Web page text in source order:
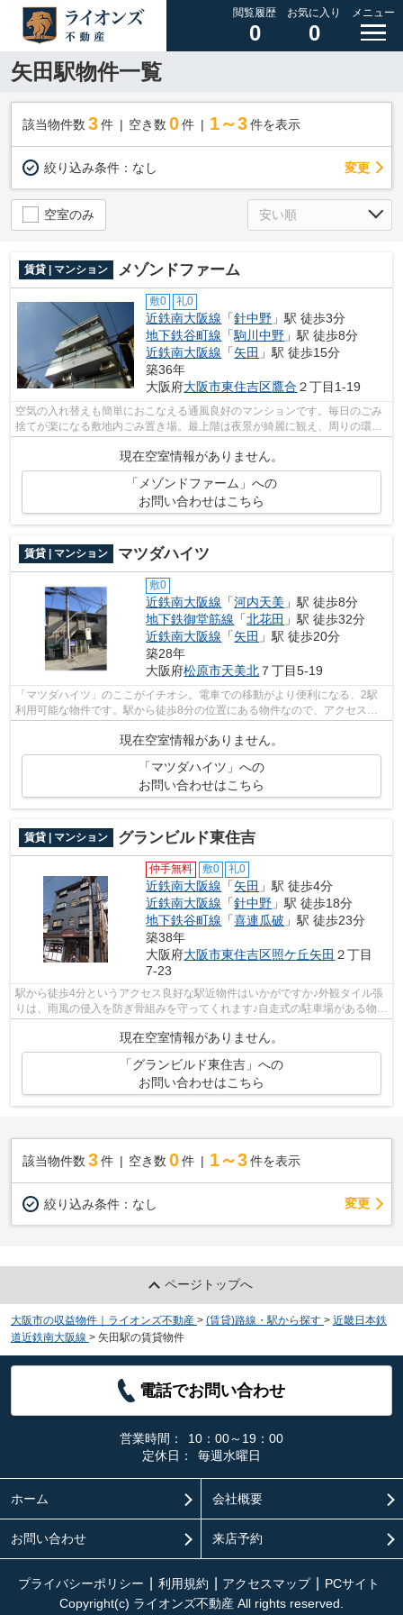
閲覧履歴
0
お気に入り
0
メニュー
矢田駅物件一覧
該当物件数 3件 空き数 0 件 1～3 件を表示
絞り込み条件： なし 変更
空室のみ
賃貸 | マンション メゾンドファーム
敷0 礼0
近鉄南大阪線 「針中野 」駅 徒歩3分
地下鉄谷町線 「駒川中野 」駅 徒歩8分
近鉄南大阪線 「矢田 」駅 徒歩15分
築36年
大阪府大阪市東住吉区鷹合 ２丁目1-19
空気の入れ替えも簡単におこなえる通風良好のマンションです。毎日のごみ
捨てが楽になる敷地内ごみ置き場。最上階は夜景が綺麗に観え、周りの環境
現在空室情報がありません。
「メゾンドファーム」への
お問い合わせはこちら
賃貸 | マンション マツダハイツ
敷0
近鉄南大阪線 「河内天美 」駅 徒歩8分
地下鉄御堂筋線 「北花田 」駅 徒歩32分
近鉄南大阪線 「矢田 」駅 徒歩20分
築28年
大阪府松原市天美北 ７丁目5-19
「マツダハイツ」のここがイチオシ。電車での移動がより便利になる、2駅
利用可能な物件です。駅から徒歩8分の位置にある物件なので、アクセスも
現在空室情報がありません。
「マツダハイツ」への
お問い合わせはこちら
賃貸 | マンション グランビルド東住吉
仲手無料 敷0 礼0
近鉄南大阪線 「矢田 」駅 徒歩4分
近鉄南大阪線 「針中野 」駅 徒歩18分
地下鉄谷町線 「喜連瓜破 」駅 徒歩23分
築38年
大阪府大阪市東住吉区照ケ丘矢田 ２丁目
7-23
駅から徒歩4分というアクセス良好な駅近物件はいかがですか♪外観タイル張
りは、雨風の侵入を防ぎ骨組みを守ってくれます♪自走式の駐車場がある物件
です♪安心と信頼のマンションタイプ...
現在空室情報がありません。
「グランビルド東住吉」への
お問い合わせはこちら
該当物件数 3件 空き数 0 件 1～3 件を表示
絞り込み条件： なし 変更
ページトップへ
大阪市の収益物件｜ライオンズ不動産 > (賃貸)路線・駅から探す > 近畿日本鉄
道近鉄南大阪線 > 矢田駅の賃貸物件
電話でお問い合わせ
営業時間：
10：00～19：00
定休日：
毎週水曜日
ホーム 会社概要
お問い合わせ 来店予約
プライバシーポリシー 利用規約 アクセスマップ
PCサイト
Copyright(c) ライオンズ不動産 All rights reserved.